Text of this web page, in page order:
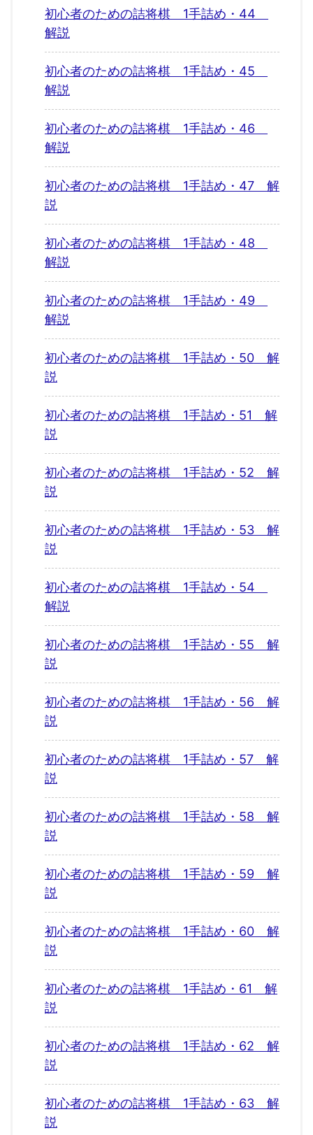
初心者のための詰将棋 1手詰め・44
解説
初心者のための詰将棋 1手詰め・45
解説
初心者のための詰将棋 1手詰め・46
解説
初心者のための詰将棋 1手詰め・47 解
説
初心者のための詰将棋 1手詰め・48
解説
初心者のための詰将棋 1手詰め・49
解説
初心者のための詰将棋 1手詰め・50 解
説
初心者のための詰将棋 1手詰め・51 解
説
初心者のための詰将棋 1手詰め・52 解
説
初心者のための詰将棋 1手詰め・53 解
説
初心者のための詰将棋 1手詰め・54
解説
初心者のための詰将棋 1手詰め・55 解
説
初心者のための詰将棋 1手詰め・56 解
説
初心者のための詰将棋 1手詰め・57 解
説
初心者のための詰将棋 1手詰め・58 解
説
初心者のための詰将棋 1手詰め・59 解
説
初心者のための詰将棋 1手詰め・60 解
説
初心者のための詰将棋 1手詰め・61 解
説
初心者のための詰将棋 1手詰め・62 解
説
初心者のための詰将棋 1手詰め・63 解
説